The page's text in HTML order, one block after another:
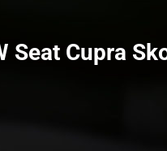
Seat Cupra Sk